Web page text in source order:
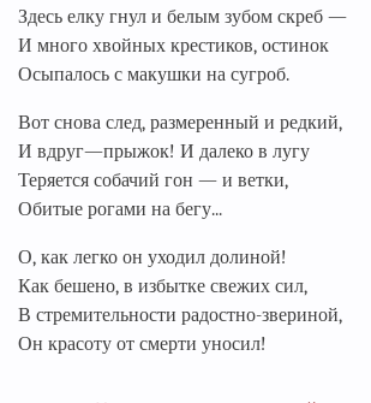
Здесь елку гнул и белым зубом скреб —
И много хвойных крестиков, остинок
Осыпалось с макушки на сугроб.
Вот снова след, размеренный и редкий,
И вдруг—прыжок! И далеко в лугу
Теряется собачий гон — и ветки,
Обитые рогами на бегу...
О, как легко он уходил долиной!
Как бешено, в избытке свежих сил,
В стремительности радостно-звериной,
Он красоту от смерти уносил!